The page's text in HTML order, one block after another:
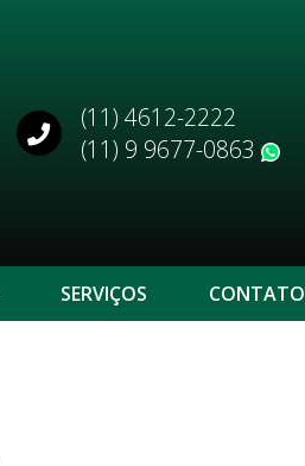
(11) 4612-2222
(11) 9 9677-0863
SERVIÇOS CONTATO